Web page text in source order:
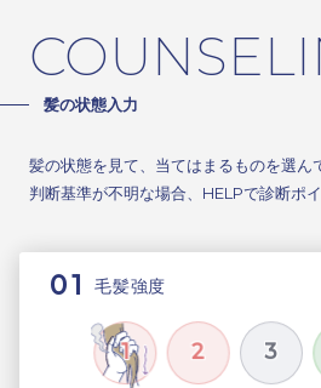
髪の状態入力
髪の状態を見て、当てはまるものを選ん
判断基準が不明な場合、HELPで診断ポ
毛髪強度
1 2 3